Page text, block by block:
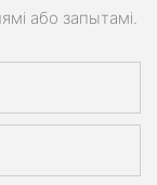
або запытамі.